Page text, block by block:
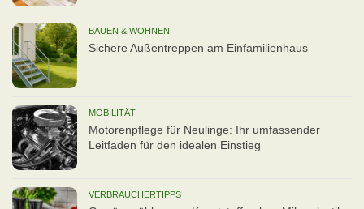
BAUEN & WOHNEN
Sichere Außentreppen am Einfamilienhaus
MOBILITÄT
Motorenpflege für Neulinge: Ihr umfassender
Leitfaden für den idealen Einstieg
VERBRAUCHERTIPPS